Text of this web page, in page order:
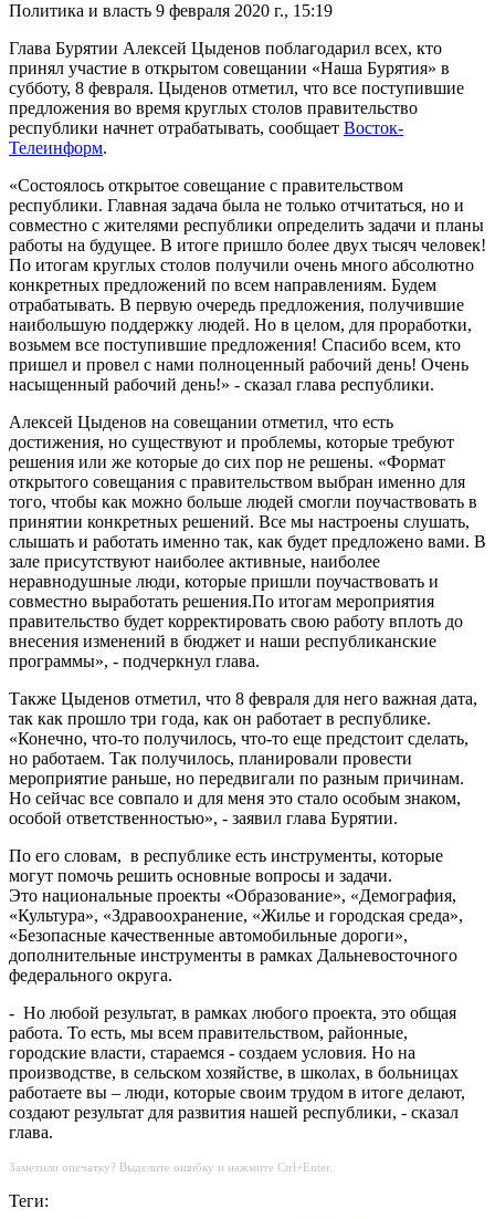
Политика и власть 9 февраля 2020 г., 15:19
Глава Бурятии Алексей Цыденов поблагодарил всех, кто
принял участие в открытом совещании «Наша Бурятия» в
субботу, 8 февраля. Цыденов отметил, что все поступившие
предложения во время круглых столов правительство
республики начнет отрабатывать, сообщает Восток-
Телеинформ.
«Состоялось открытое совещание с правительством
республики. Главная задача была не только отчитаться, но и
совместно с жителями республики определить задачи и планы
работы на будущее. В итоге пришло более двух тысяч человек!
По итогам круглых столов получили очень много абсолютно
конкретных предложений по всем направлениям. Будем
отрабатывать. В первую очередь предложения, получившие
наибольшую поддержку людей. Но в целом, для проработки,
возьмем все поступившие предложения! Спасибо всем, кто
пришел и провел с нами полноценный рабочий день! Очень
насыщенный рабочий день!» - сказал глава республики.
Алексей Цыденов на совещании отметил, что есть
достижения, но существуют и проблемы, которые требуют
решения или же которые до сих пор не решены. «Формат
открытого совещания с правительством выбран именно для
того, чтобы как можно больше людей смогли поучаствовать в
принятии конкретных решений. Все мы настроены слушать,
слышать и работать именно так, как будет предложено вами. В
зале присутствуют наиболее активные, наиболее
неравнодушные люди, которые пришли поучаствовать и
совместно выработать решения.По итогам мероприятия
правительство будет корректировать свою работу вплоть до
внесения изменений в бюджет и наши республиканские
программы», - подчеркнул глава.
Также Цыденов отметил, что 8 февраля для него важная дата,
так как прошло три года, как он работает в республике.
«Конечно, что-то получилось, что-то еще предстоит сделать,
но работаем. Так получилось, планировали провести
мероприятие раньше, но передвигали по разным причинам.
Но сейчас все совпало и для меня это стало особым знаком,
особой ответственностью», - заявил глава Бурятии.
По его словам, в республике есть инструменты, которые
могут помочь решить основные вопросы и задачи.
Это национальные проекты «Образование», «Демография,
«Культура», «Здравоохранение, «Жилье и городская среда»,
«Безопасные качественные автомобильные дороги»,
дополнительные инструменты в рамках Дальневосточного
федерального округа.
- Но любой результат, в рамках любого проекта, это общая
работа. То есть, мы всем правительством, районные,
городские власти, стараемся - создаем условия. Но на
производстве, в сельском хозяйстве, в школах, в больницах
работаете вы – люди, которые своим трудом в итоге делают,
создают результат для развития нашей республики, - сказал
глава.
Заметили опечатку? Выделите ошибку и нажмите Ctrl+Enter.
Теги: